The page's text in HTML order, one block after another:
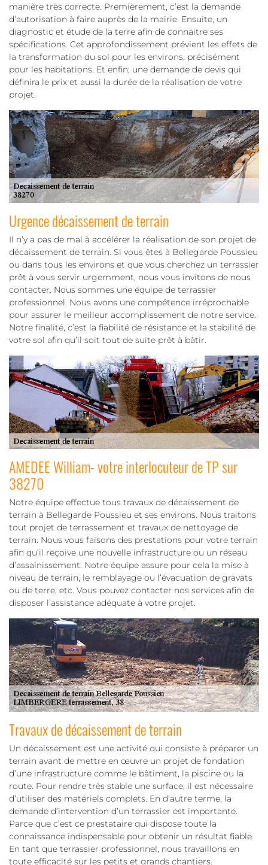
manière très correcte. Premièrement, c’est la demande
d’autorisation à faire auprès de la mairie. Ensuite, un
diagnostic et étude de la terre afin de connaitre ses
spécifications. Cet approfondissement prévient les effets de
la transformation du sol pour les environs, précisément
pour les habitations. Et enfin, une demande de devis qui
définira le prix et aussi la durée de la réalisation de votre
projet.
Urgence décaissement de terrain
Il n’y a pas de mal à accélérer la réalisation de son projet de
décaissement de terrain. Si vous êtes à Bellegarde Poussieu
ou dans tous les environs et que vous cherchez un terrassier
prêt à vous servir urgemment, nous vous invitons de nous
contacter. Nous sommes une équipe de terrassier
professionnel. Nous avons une compétence irréprochable
pour assurer le meilleur accomplissement de notre service.
Notre finalité, c’est la fiabilité de résistance et la stabilité de
votre sol afin qu’il soit tout de suite prêt à bâtir.
AMEDEE William- votre interlocuteur de TP sur
38270
Notre équipe effectue tous travaux de décaissement de
terrain à Bellegarde Poussieu et ses environs. Nous traitons
tout projet de terrassement et travaux de nettoyage de
terrain. Nous vous faisons des prestations pour votre terrain
afin qu’il reçoive une nouvelle infrastructure ou un réseau
d’assainissement. Notre équipe assure pour cela la mise à
niveau de terrain, le remblayage ou l’évacuation de gravats
ou de terre, etc. Vous pouvez contacter nos services afin de
disposer l’assistance adéquate à votre projet.
Travaux de décaissement de terrain
Un décaissement est une activité qui consiste à préparer un
terrain avant de mettre en œuvre un projet de fondation
d’une infrastructure comme le bâtiment, la piscine ou la
route. Pour rendre très stable une surface, il est nécessaire
d’utiliser des matériels complets. En d’autre terme, la
demande d’intervention d’un terrassier est importante.
Parce que c’est ce prestataire qui dispose toute la
connaissance indispensable pour obtenir un résultat fiable.
En tant que terrassier professionnel, nous travaillons en
toute efficacité sur les petits et grands chantiers.